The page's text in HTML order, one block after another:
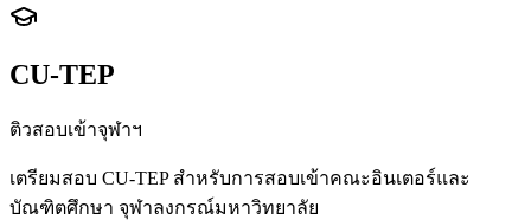
CU-TEP
ติวสอบเข้าจุฬาฯ
เตรียมสอบ CU-TEP สำหรับการสอบเข้าคณะอินเตอร์และ
บัณฑิตศึกษา จุฬาลงกรณ์มหาวิทยาลัย